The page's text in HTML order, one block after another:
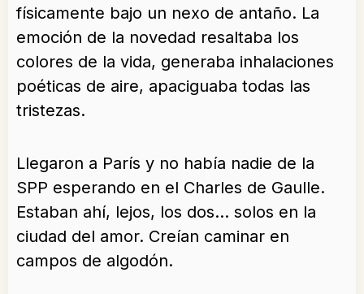
físicamente bajo un nexo de antaño. La
emoción de la novedad resaltaba los
colores de la vida, generaba inhalaciones
poéticas de aire, apaciguaba todas las
tristezas.
Llegaron a París y no había nadie de la
SPP esperando en el Charles de Gaulle.
Estaban ahí, lejos, los dos… solos en la
ciudad del amor. Creían caminar en
campos de algodón.